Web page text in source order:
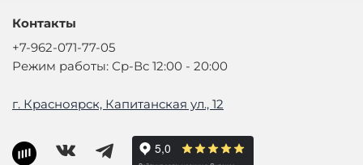
Контакты
+7-962-071-77-05
Режим работы: Ср-Вс 12:00 - 20:00
г. Красноярск, Капитанская ул., 12